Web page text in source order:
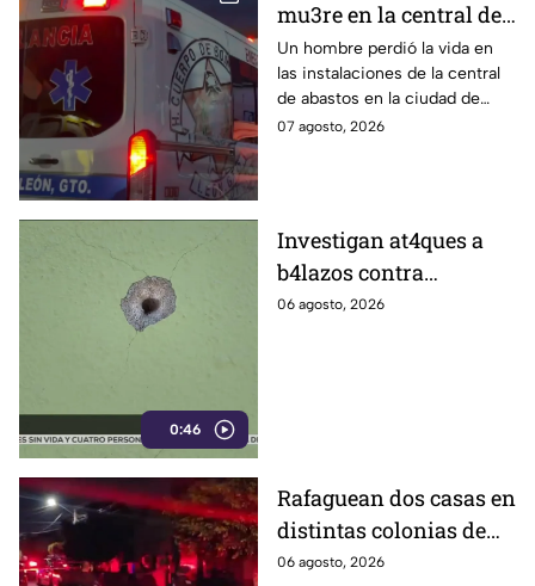
mu3re en la central de
abastos; esto es lo que
se sabe
Un hombre perdió la vida en
las instalaciones de la central
de abastos en la ciudad de
León, tras ser víctima de un
07 agosto, 2026
0:46
Investigan at4ques a
b4lazos contra
distintos domicilios en
06 agosto, 2026
Rafaguean dos casas en
distintas colonias de
Celaya; esto fue lo que
06 agosto, 2026